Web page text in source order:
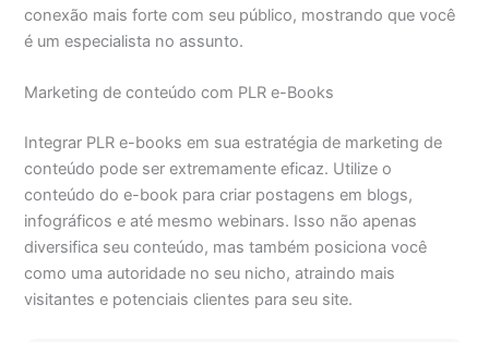
conexão mais forte com seu público, mostrando que você
é um especialista no assunto.
Marketing de conteúdo com PLR e-Books
Integrar PLR e-books em sua estratégia de marketing de
conteúdo pode ser extremamente eficaz. Utilize o
conteúdo do e-book para criar postagens em blogs,
infográficos e até mesmo webinars. Isso não apenas
diversifica seu conteúdo, mas também posiciona você
como uma autoridade no seu nicho, atraindo mais
visitantes e potenciais clientes para seu site.